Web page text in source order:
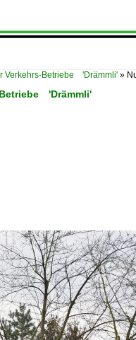
Verkehrs-Betriebe 'Drämmli' »
'Drämmli'